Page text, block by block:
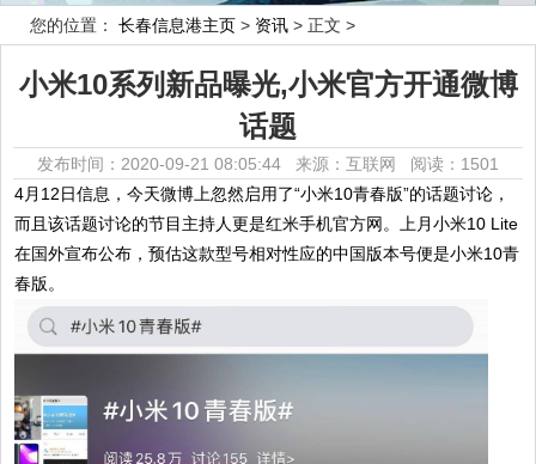
您的位置： 长春信息港主页 > 资讯 > 正文 >
小米10系列新品曝光,小米官方开通微博
话题
发布时间：2020-09-21 08:05:44 来源：互联网 阅读：1501
4月12日信息，今天微博上忽然启用了“小米10青春版”的话题讨论，
而且该话题讨论的节目主持人更是红米手机官方网。上月小米10 Lite
在国外宣布公布，预估这款型号相对性应的中国版本号便是小米10青
春版。